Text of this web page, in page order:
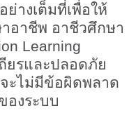
างเต็มที่เพื่อให้
อาชีพ อาชีวศึกษา
Learning
ยรและปลอดภัย
ะไม่มีข้อผิดพลาด
องระบบ